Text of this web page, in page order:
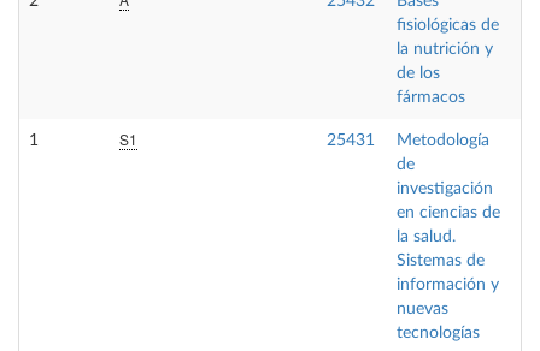
fisiológicas de
la nutrición y
de los
fármacos
1 S1 25431
Metodología
de
investigación
en ciencias de
la salud.
Sistemas de
información y
nuevas
tecnologías